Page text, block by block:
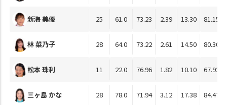
新海 美優 25 61.0 73.23 2.39 13.30 81.15
林 菜乃子 28 64.0 73.22 2.61 14.50 80.30
松本 珠利 11 22.0 76.96 1.82 10.10 67.93
三ヶ島 かな 28 78.0 71.94 3.12 17.38 84.47